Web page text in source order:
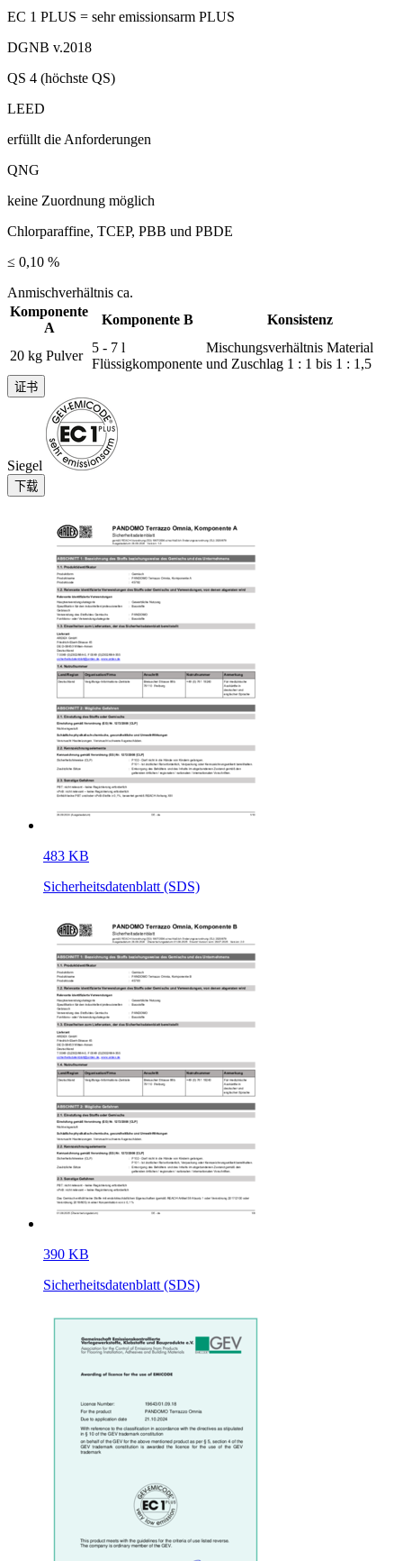
EC 1 PLUS = sehr emissionsarm PLUS
DGNB v.2018
QS 4 (höchste QS)
LEED
erfüllt die Anforderungen
QNG
keine Zuordnung möglich
Chlorparaffine, TCEP, PBB und PBDE
≤ 0,10 %
Anmischverhältnis ca.
Komponente
A
Komponente B Konsistenz
20 kg Pulver
5 - 7 l
Flüssigkomponente
Mischungsverhältnis Material
und Zuschlag 1 : 1 bis 1 : 1,5
证书
Siegel
下载
483 KB
Sicherheitsdatenblatt (SDS)
390 KB
Sicherheitsdatenblatt (SDS)